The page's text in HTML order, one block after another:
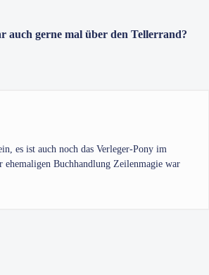
auch gerne mal über den Tellerrand?
es ist auch noch das Verleger-Pony im
ehemaligen Buchhandlung Zeilenmagie war